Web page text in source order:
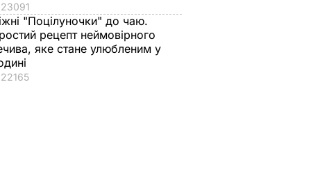
23091
"Поцілуночки" до чаю.
рецепт неймовірного
яке стане улюбленим у
22165